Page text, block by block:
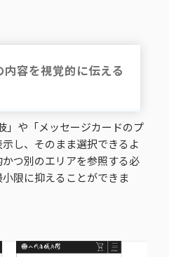
容を視覚的に伝える
」や「メッセージカードのプ
し、そのまま選択できるよ
つ別のエリアを参照する必
限に抑えることができま